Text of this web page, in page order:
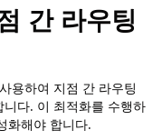
간 라우팅
용하여 지점 간 라우팅
다. 이 최적화를 수행하
화해야 합니다.